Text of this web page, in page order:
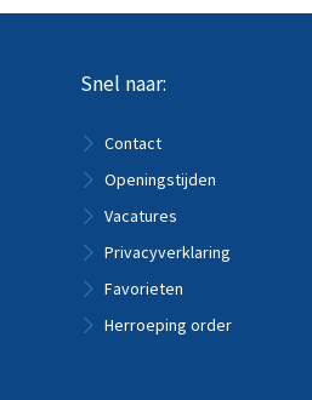
Snel naar:
Contact
Openingstijden
Vacatures
Privacyverklaring
Favorieten
Herroeping order